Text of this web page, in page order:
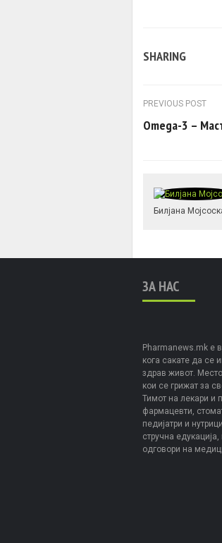
SHARING
Post
PREVIOUS POST
Omega-3 –
Билјана
ЗА НАС
Pharmanews.mk е
кога сакате да се
здрав живот.
кои се грижат за
Тимот на лекари и
фармацевти,
педијатри и
стручна
одговори на